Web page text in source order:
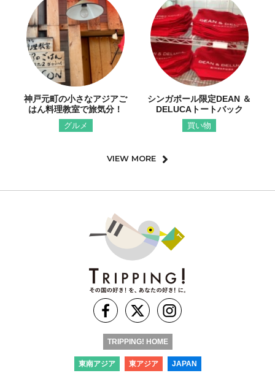
神戸元町の小さなアジアご
はん料理教室で旅気分！
グルメ
シンガポール限定DEAN ＆
DELUCAトートバック
買い物
VIEW MORE
TRIPPING! HOME
東南アジア 東アジア JAPAN